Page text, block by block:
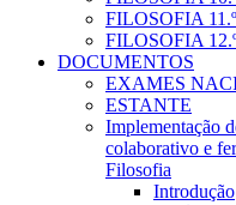
FILOSOFIA 11.º
FILOSOFIA
DOCUMENTOS
EXAMES
ESTANTE
Implementação
colaborativo e
Filosofia
Introdução